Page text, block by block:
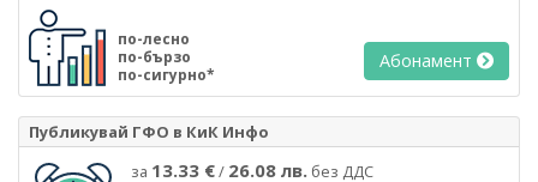
по-лесно
по-бързо
по-сигурно*
Абонамент
Публикувай ГФО в КиК Инфо
за 13.33 €/ 26.08 лв. без ДДС